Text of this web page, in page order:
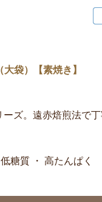
袋）【素焼き】
ズ。遠赤焙煎法で
糖質 ・ 高たんぱく